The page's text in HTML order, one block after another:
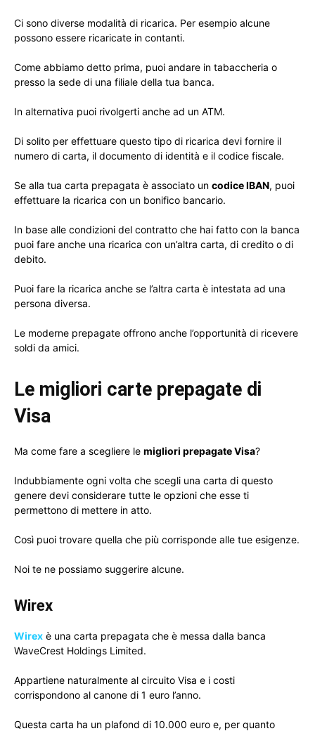
Ci sono diverse modalità di ricarica. Per esempio alcune
possono essere ricaricate in contanti.
Come abbiamo detto prima, puoi andare in tabaccheria o
presso la sede di una filiale della tua banca.
In alternativa puoi rivolgerti anche ad un ATM.
Di solito per effettuare questo tipo di ricarica devi fornire il
numero di carta, il documento di identità e il codice fiscale.
Se alla tua carta prepagata è associato un codice IBAN, puoi
effettuare la ricarica con un bonifico bancario.
In base alle condizioni del contratto che hai fatto con la banca
puoi fare anche una ricarica con un’altra carta, di credito o di
debito.
Puoi fare la ricarica anche se l’altra carta è intestata ad una
persona diversa.
Le moderne prepagate offrono anche l’opportunità di ricevere
soldi da amici.
Le migliori carte prepagate di
Visa
Ma come fare a scegliere le migliori prepagate Visa?
Indubbiamente ogni volta che scegli una carta di questo
genere devi considerare tutte le opzioni che esse ti
permettono di mettere in atto.
Così puoi trovare quella che più corrisponde alle tue esigenze.
Noi te ne possiamo suggerire alcune.
Wirex
Wirex è una carta prepagata che è messa dalla banca
WaveCrest Holdings Limited.
Appartiene naturalmente al circuito Visa e i costi
corrispondono al canone di 1 euro l’anno.
Questa carta ha un plafond di 10.000 euro e, per quanto